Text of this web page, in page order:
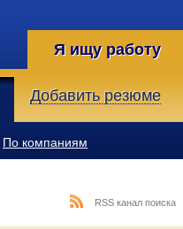
Я ищу работу
Добавить резюме
По компаниям
RSS канал поиска